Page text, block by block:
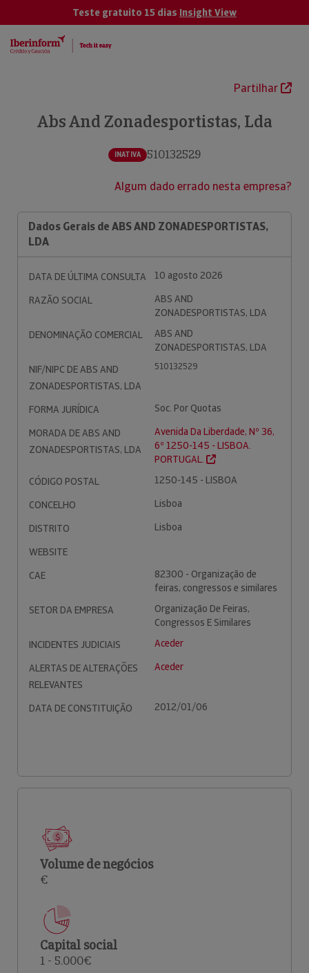
Teste gratuito 15 dias Insight View
Partilhar
Abs And Zonadesportistas, Lda
INATIVA 510132529
Algum dado errado nesta empresa?
Dados Gerais de ABS AND ZONADESPORTISTAS,
LDA
DATA DE ÚLTIMA CONSULTA
10 agosto 2026
RAZÃO SOCIAL
ABS AND
ZONADESPORTISTAS, LDA
DENOMINAÇÃO COMERCIAL
ABS AND
ZONADESPORTISTAS, LDA
NIF/NIPC DE ABS AND
ZONADESPORTISTAS, LDA
510132529
FORMA JURÍDICA
Soc. Por Quotas
MORADA DE ABS AND
ZONADESPORTISTAS, LDA
Avenida Da Liberdade, Nº 36,
6º 1250-145 - LISBOA.
PORTUGAL.
CÓDIGO POSTAL
1250-145 - LISBOA
CONCELHO
Lisboa
DISTRITO
Lisboa
WEBSITE
CAE
82300 - Organização de
feiras, congressos e similares
SETOR DA EMPRESA
Organização De Feiras,
Congressos E Similares
INCIDENTES JUDICIAIS
Aceder
ALERTAS DE ALTERAÇÕES
RELEVANTES
Aceder
DATA DE CONSTITUIÇÃO 2012/01/06
Volume de negócios
€
Capital social
1 - 5.000€